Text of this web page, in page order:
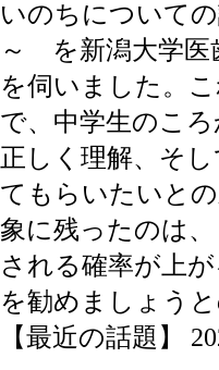
いのちについて
～ を新潟大学医
を伺いました。
で、中学生のこ
正しく理解、そ
てもらいたいと
象に残ったのは
される確率が上
を勧めましょう
【最近の話題】